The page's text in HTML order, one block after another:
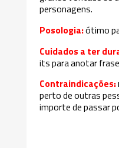
personagens.
Posologia:ótimo
Cuidados a ter
its para anotar
Contraindicações:
perto de outras
importe de passar